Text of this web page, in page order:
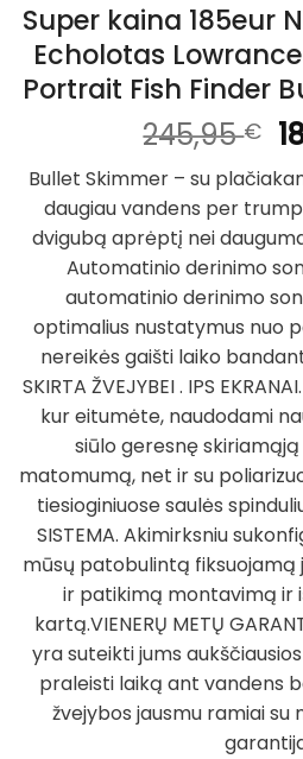
Super kaina 185eur
Echolotas
Portrait Fish Finder
245,95€
Bullet Skimmer – su
daugiau vandens per
dvigubą aprėptį nei
Automatinio derinimo
automatinio derinimo
optimalius nustatymus nuo
nereikės gaišti laiko
SKIRTA ŽVEJYBEI . IPS
kur eitumėte, naudodami
siūlo geresnę
matomumą, net ir su
tiesioginiuose saulės
SISTEMA. Akimirksniu
mūsų patobulintą fiksuojamą
ir patikimą montavimą ir
kartą.VIENERŲ METŲ
yra suteikti jums
praleisti laiką ant vandens
žvejybos jausmu ramiai